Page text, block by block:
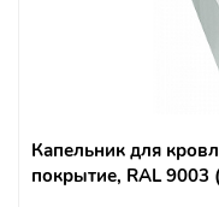
Капельник для
покрытие, RAL